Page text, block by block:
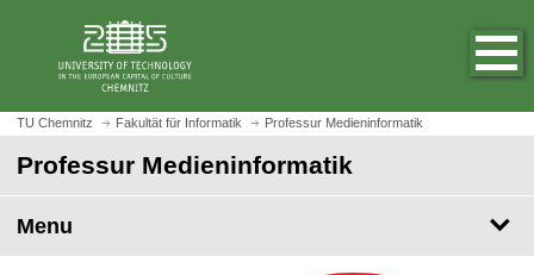
m
a
n
h
m
e
p
TU Chemnitz Fakultät für Informatik Professur Medieninformatik
Professur Medieninformatik
Menu